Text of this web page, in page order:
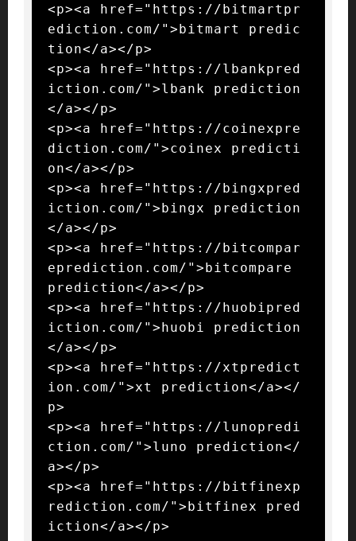
<p><a href="https://bitmartpr
ediction.com/">bitmart predic
tion</a></p>
<p><a href="https://lbankpred
iction.com/">lbank prediction
</a></p>
<p><a href="https://coinexpre
diction.com/">coinex predicti
on</a></p>
<p><a href="https://bingxpred
iction.com/">bingx prediction
</a></p>
<p><a href="https://bitcompar
eprediction.com/">bitcompare
prediction</a></p>
<p><a href="https://huobipred
iction.com/">huobi prediction
</a></p>
<p><a href="https://xtpredict
ion.com/">xt prediction</a></
p>
<p><a href="https://lunopredi
ction.com/">luno prediction</
a></p>
<p><a href="https://bitfinexp
rediction.com/">bitfinex pred
iction</a></p>